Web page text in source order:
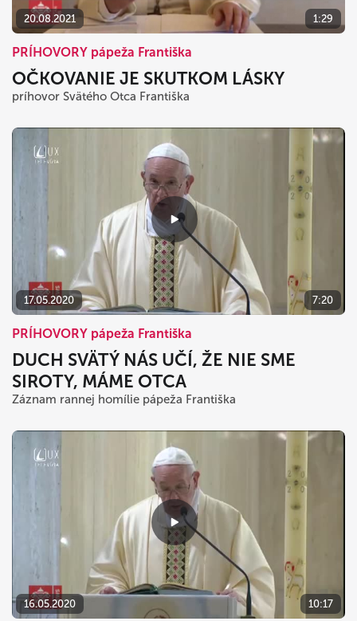
20.08.2021 1:29
PRÍHOVORY pápeža Františka
OČKOVANIE JE SKUTKOM LÁSKY
príhovor Svätého Otca Františka
17.05.2020 7:20
PRÍHOVORY pápeža Františka
DUCH SVÄTÝ NÁS UČÍ, ŽE NIE SME
SIROTY, MÁME OTCA
Záznam rannej homílie pápeža Františka
16.05.2020 10:17